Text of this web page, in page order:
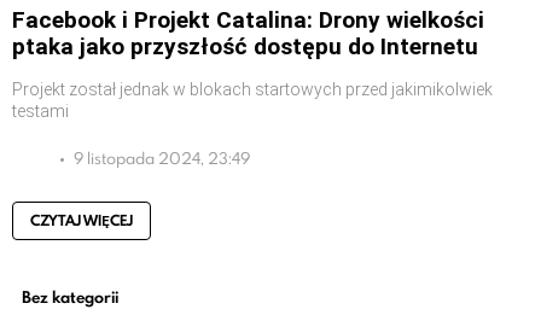
Facebook i Projekt Catalina: Drony wielkości
ptaka jako przyszłość dostępu do Internetu
Projekt został jednak w blokach startowych przed jakimikolwiek
testami
9 listopada 2024, 23:49
CZYTAJ WIĘCEJ
Bez kategorii